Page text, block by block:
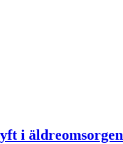
i äldreomsorgen